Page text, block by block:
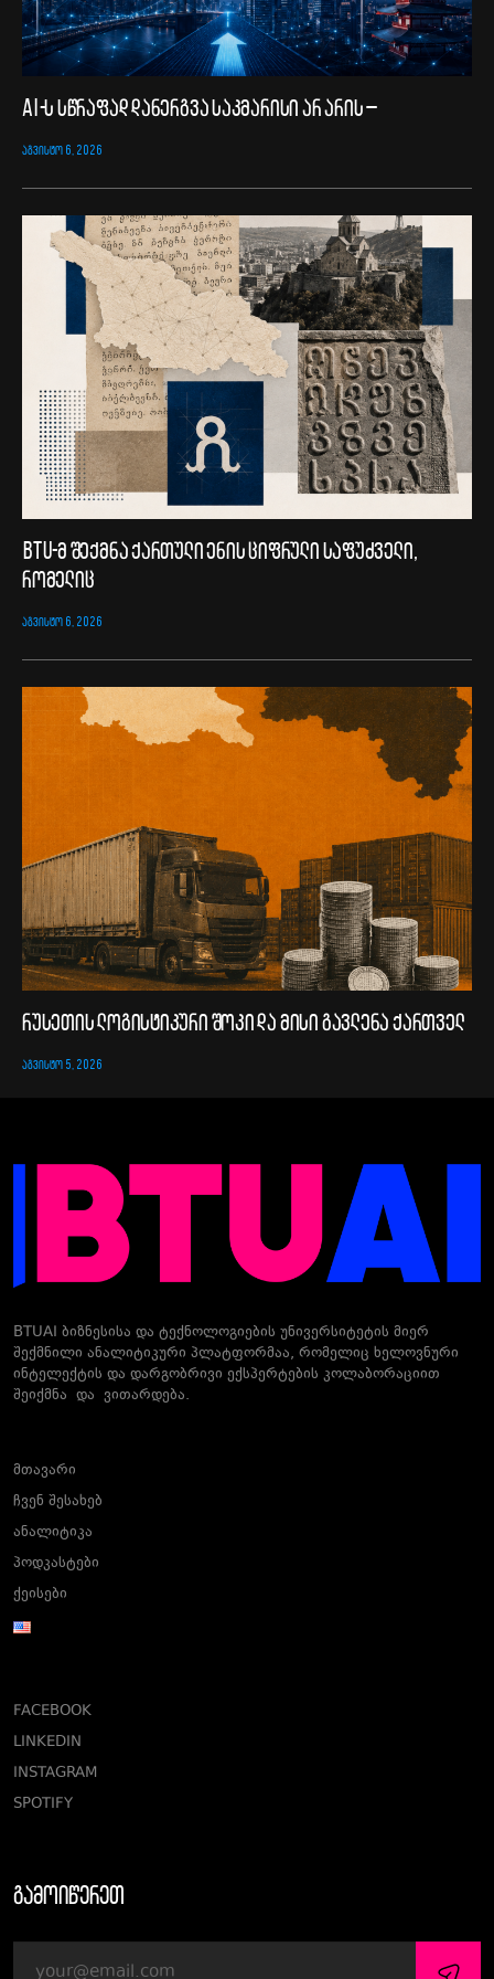
AI-ს სწრაფად დანერგვა საკმარისი არ არის –
ᲐᲒᲕᲘᲡᲢᲝ 6, 2026
BTU-მ შექმნა ქართული ენის ციფრული საფუძველი,
რომელიც
ᲐᲒᲕᲘᲡᲢᲝ 6, 2026
რუსეთის ლოგისტიკური შოკი და მისი გავლენა ქართველ
ᲐᲒᲕᲘᲡᲢᲝ 5, 2026
BTUAI ბიზნესისა და ტექნოლოგიების უნივერსიტეტის მიერ
შექმნილი ანალიტიკური პლატფორმაა, რომელიც ხელოვნური
ინტელექტის და დარგობრივი ექსპერტების კოლაბორაციით
შეიქმნა და ვითარდება.
მთავარი
ჩვენ შესახებ
ანალიტიკა
პოდკასტები
ქეისები
FACEBOOK
LINKEDIN
INSTAGRAM
SPOTIFY
გამოიწერეთ